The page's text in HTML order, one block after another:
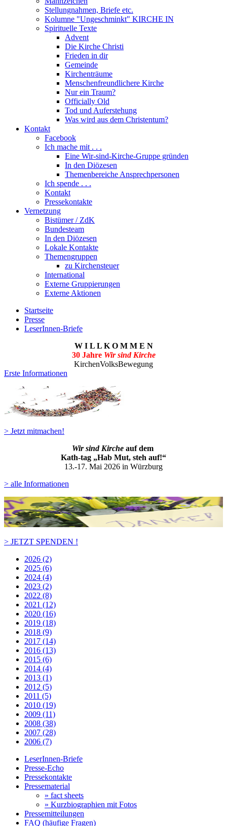
Stellungnahmen, Briefe etc.
Kolumne "Ungeschminkt" KIRCHE IN
Spirituelle Texte
Advent
Die Kirche Christi
Frieden in dir
Gemeinde
Kirchenträume
Menschenfreundlichere Kirche
Nur ein Traum?
Officially Old
Tod und Auferstehung
Was wird aus dem Christentum?
Kontakt
Facebook
Ich mache mit . . .
Eine Wir-sind-Kirche-Gruppe gründen
In den Diözesen
Themenbereiche Ansprechpersonen
Ich spende . . .
Kontakt
Pressekontakte
Vernetzung
Bistümer / ZdK
Bundesteam
In den Diözesen
Lokale Kontakte
Themengruppen
zu Kirchensteuer
International
Externe Gruppierungen
Externe Aktionen
Startseite
Presse
LeserInnen-Briefe
W I L L K O M M E N
30 Jahre Wir sind Kirche
KirchenVolksBewegung
Erste Informationen
> Jetzt mitmachen!
Wir sind Kirche auf dem
Kath-tag „Hab Mut, steh auf!“
13.-17. Mai 2026 in Würzburg
> alle Informationen
> JETZT SPENDEN !
2026 (2)
2025 (6)
2024 (4)
2023 (2)
2022 (8)
2021 (12)
2020 (16)
2019 (18)
2018 (9)
2017 (14)
2016 (13)
2015 (6)
2014 (4)
2013 (1)
2012 (5)
2011 (5)
2010 (19)
2009 (11)
2008 (38)
2007 (28)
2006 (7)
LeserInnen-Briefe
Presse-Echo
Pressekontakte
Pressematerial
» fact sheets
» Kurzbiographien mit Fotos
Pressemitteilungen
FAQ (häufige Fragen)